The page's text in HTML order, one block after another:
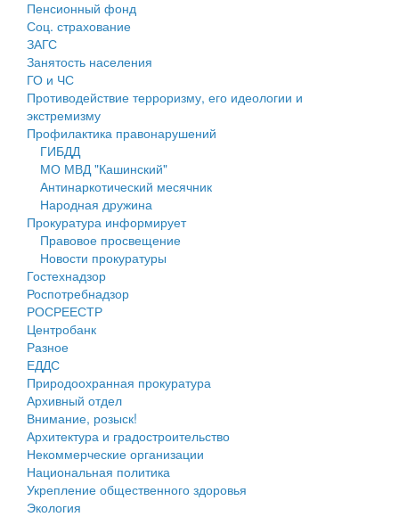
Персональные данные
Оценка регулирующего воздействия
Деятельность МУ
Нормативы градостроительного проектирования
Правила землепользования и застройки
Генеральные планы
Проекты планировки территории
Собрание депутатов
Городское поселение
Сельские поселения
Пенсионный фонд
Соц. страхование
ЗАГС
Занятость населения
ГО и ЧС
Противодействие терроризму, его идеологии и
экстремизму
Профилактика правонарушений
ГИБДД
МО МВД "Кашинский"
Антинаркотический месячник
Народная дружина
Прокуратура информирует
Правовое просвещение
Новости прокуратуры
Гостехнадзор
Роспотребнадзор
РОСРЕЕСТР
Центробанк
Разное
ЕДДС
Природоохранная прокуратура
Архивный отдел
Внимание, розыск!
Архитектура и градостроительство
Некоммерческие организации
Национальная политика
Укрепление общественного здоровья
Экология